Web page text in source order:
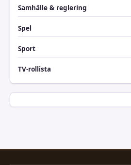
Samhälle & reglering
Spel
Sport
TV-rollista